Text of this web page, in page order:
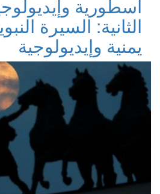
أسطورية
الثانية: السيرة
يمنية وإيديولوجية